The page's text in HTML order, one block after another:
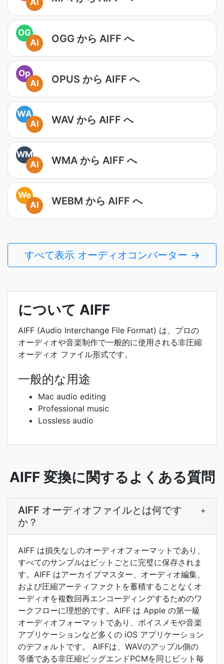
AI
OG
AI
OGG から AIFF へ
Op
AI
OPUS から AIFF へ
WA
AI
WAV から AIFF へ
WM
AI
WMA から AIFF へ
We
AI
WEBM から AIFF へ
すべて表示 オーディオコンバーター →
について AIFF
AIFF (Audio Interchange File Format) は、プロの
オーディオや音楽制作で一般的に使用される非圧縮
オーディオ ファイル形式です。
一般的な用途
Mac audio editing
Professional music
Lossless audio
AIFF 変換に関するよくある質問
AIFF オーディオファイルとは何です
か？
+
AIFF は損失なしのオーディオフォーマットであり、
すべてのサンプルはビットごとに完璧に保存されま
す。AIFF はアーカイブマスター、オーディオ編集、
および圧縮アーティファクトを蓄積することなくオ
ーディオを複数回再エンコーディングするためのワ
ークフローに理想的です。AIFF は Apple の第一級
オーディオフォーマットであり、ボイスメモや音楽
アプリケーションなど多くの iOS アプリケーション
のデフォルトです。 AIFFは、WAVのアップル側の
等価である非圧縮ビッグエンドPCMを同じビット毎